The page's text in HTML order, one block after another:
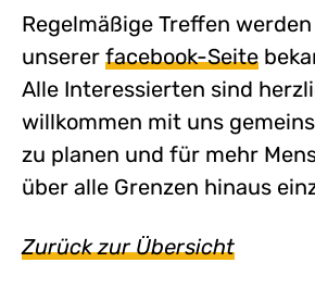
Regelmäßige Treffen
unserer facebook-Seite
Alle Interessierten sind
willkommen mit uns
zu planen und für mehr
über alle Grenzen hinaus
Zurück zur Übersicht